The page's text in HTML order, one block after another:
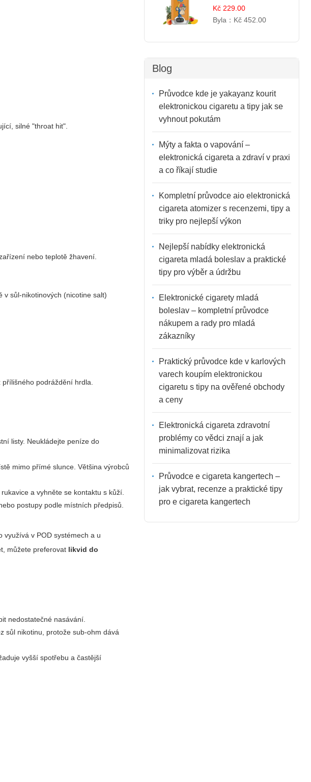
silné "throat hit".
nebo teplotě žhavení.
v sůl-nikotinových (nicotine salt)
podráždění hrdla.
listy. Neukládejte peníze do
mimo přímé slunce. Většina výrobců
a vyhněte se kontaktu s kůží.
postupy podle místních předpisů.
využívá v POD systémech a u
můžete preferovat likvid do
nedostatečné nasávání.
sůl nikotinu, protože sub-ohm dává
vyšší spotřebu a častější
Broskev
Kč 229.00
Byla： Kč 452.00
Blog
Průvodce kde je yakayanz kourit
elektronickou cigaretu a tipy jak se
vyhnout pokutám
Mýty a fakta o vapování –
elektronická cigareta a zdraví v praxi
a co říkají studie
Kompletní průvodce aio elektronická
cigareta atomizer s recenzemi, tipy a
triky pro nejlepší výkon
Nejlepší nabídky elektronická
cigareta mladá boleslav a praktické
tipy pro výběr a údržbu
Elektronické cigarety mladá
boleslav – kompletní průvodce
nákupem a rady pro mladá
zákazníky
Praktický průvodce kde v karlových
varech koupím elektronickou
cigaretu s tipy na ověřené obchody
a ceny
Elektronická cigareta zdravotní
problémy co vědci znají a jak
minimalizovat rizika
Průvodce e cigareta kangertech –
jak vybrat, recenze a praktické tipy
pro e cigareta kangertech